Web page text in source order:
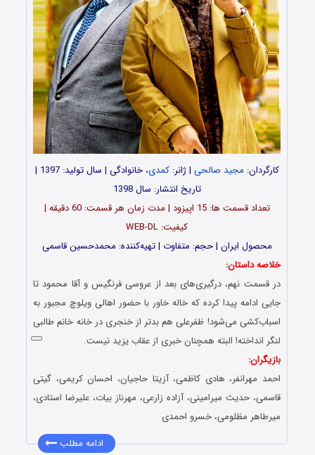
کارگردان: مجید صالحی | ژانر:کمدی
، خانوادگی | سال تولید: 1397 |
تاریخ انتشار: سال 1398
تعداد قسمت ها: 15 اپیزود | مدت زمان هر قسمت: 60 دقیقه |
کیفیت: WEB-DL
محصول ایران | حجم: متفاوت | تهیه‌کننده: محمدحسین قاسمی
خلاصه داستان:
در قسمت نهم، درگیری‌های بعد از عروسی فرنگیس و آقا محمود تا
جایی ادامه پیدا کرده که خاله خاور با حضور اهالی ویلوچ مجبور به
اسباب‌کشی می‌شود! ظفرعلی هم بدتر از خنجری در خانه خانم طالبی
لنگر انداخته! البته همچنان خبری از عقاب یزید نیست.‌‌
بازیگران:
احمد مهرانفر، هادی کاظمی، آزیتا حاجیان، احسان کریمی، گیتی
قاسمی، حدیث میرامینی، آزاده زارعی، مهرناز بیات، علیرضا استادی،
میرطاهر مظلومی، خسرو احمدی
ادامه مطلب